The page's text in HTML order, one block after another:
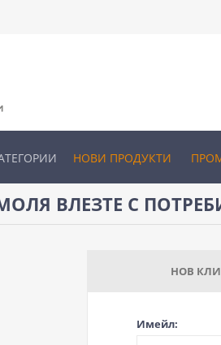
НОВИ ПРОДУКТИ
ВЛЕЗТЕ С
НОВ
Имейл: